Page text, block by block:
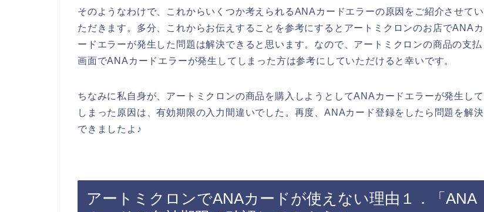
そのようなわけで、これからいくつか考えられるANAカードエラーの原因をご紹介させてい
ただきます。多分、これからお伝えすることを参考にするとアートミクロンのお店でANAカ
ードエラーが発生した問題は解決できると思います。なので、アートミクロンの商品の支払
画面でANAカードエラーが発生してしまった方は参考にしていただけると幸いです。
ちなみに私自身が、アートミクロンの商品を購入しようとしてANAカードエラーが発生して
しまった原因は、有効期限の入力間違いでした。再度、ANAカード登録をしたら問題を解決
できましたよ♪
アートミクロンでANAカードが使えない理由１．「ANA